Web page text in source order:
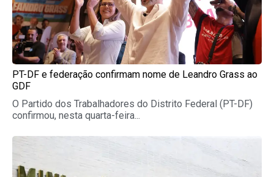
PT-DF e federação confirmam nome de Leandro Grass ao
GDF
O Partido dos Trabalhadores do Distrito Federal (PT-DF)
confirmou, nesta quarta-feira...